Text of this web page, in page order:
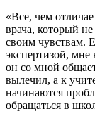
«Все, чем
врача, который
своим чувствам.
экспертизой,
он со мной
вылечил, а к
начинаются
обращаться в